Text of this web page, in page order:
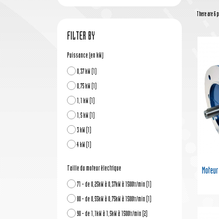
FILTER BY
Puissance (en kW)
0,37 kW (1)
0,75 kW (1)
1,1 kW (1)
1,5 kW (1)
3 kW (1)
4 kW (1)
Taille du moteur électrique
71 - de 0,25kW à 0,37kW à 1500tr/min (1)
80 - de 0,55kW à 0,75kW à 1500tr/min (1)
90 - de 1,1kW à 1,5kW à 1500tr/min (2)
There are 6